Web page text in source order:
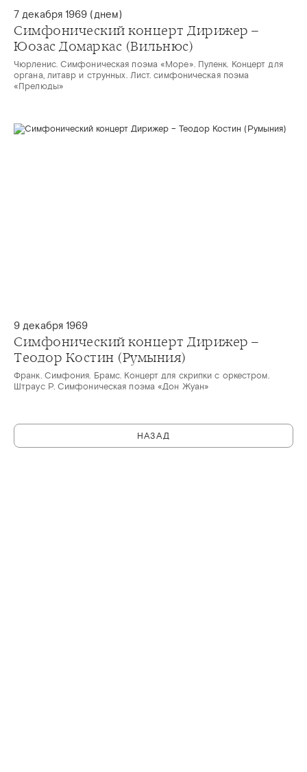
7 декабря 1969 (днем)
Симфонический концерт Дирижер –
Юозас Домаркас (Вильнюс)
Чюрленис. Симфоническая поэма «Море». Пуленк. Концерт для
органа, литавр и струнных. Лист. симфоническая поэма
«Прелюды»
9 декабря 1969
Симфонический концерт Дирижер –
Теодор Костин (Румыния)
Франк. Симфония. Брамс. Концерт для скрипки с оркестром.
Штраус Р. Симфоническая поэма «Дон Жуан»
НАЗАД